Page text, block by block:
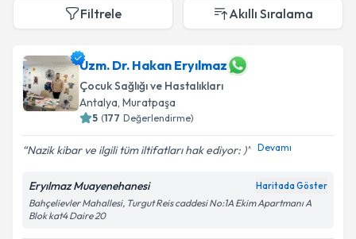
Filtrele Akıllı Sıralama
Uzm. Dr. Hakan Eryılmaz
Çocuk Sağlığı ve Hastalıkları
Antalya, Muratpaşa
5 (177 Değerlendirme)
Nazik kibar ve ilgili tüm iltifatları hak ediyor: ) Devamı
Eryılmaz Muayenehanesi Haritada Göster
Bahçelievler Mahallesi, Turgut Reis caddesi No:1A Ekim Apartmanı A
Blok kat4 Daire 20